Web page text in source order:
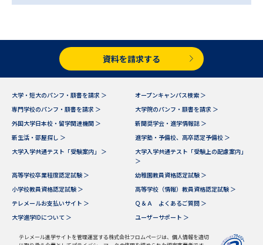
データサイエンス特集 奨学金・特待生制度特集
デジタルパンフレット 進路の３択
新学年スタート号特集ページ
（高3生用）
新学年スタート号特集ページ
（高2生用）
オープンキャンパスなどを調べる
実施プログラムから探す
資料を請求する
大学・短大のパンフ・願書を請求 ＞
オープンキャンパス検索 ＞
専門学校のパンフ・願書を請求 ＞
大学院のパンフ・願書を請求 ＞
外国大学日本校・留学関連機関 ＞
新聞奨学会・進学情報誌 ＞
新生活・部屋探し ＞
進学塾・予備校、高卒認定予備校 ＞
大学入学共通テスト「受験案内」 ＞
大学入学共通テスト「受験上の配慮案内」
＞
高等学校卒業程度認定試験 ＞
幼稚園教員資格認定試験 ＞
小学校教員資格認定試験 ＞
高等学校（情報）教員資格認定試験 ＞
テレメールお支払いサイト ＞
Ｑ＆Ａ よくあるご質問 ＞
大学進学IDについて ＞
ユーザーサポート ＞
テレメール進学サイトを管理運営する株式会社フロムページは、個人情報を適切